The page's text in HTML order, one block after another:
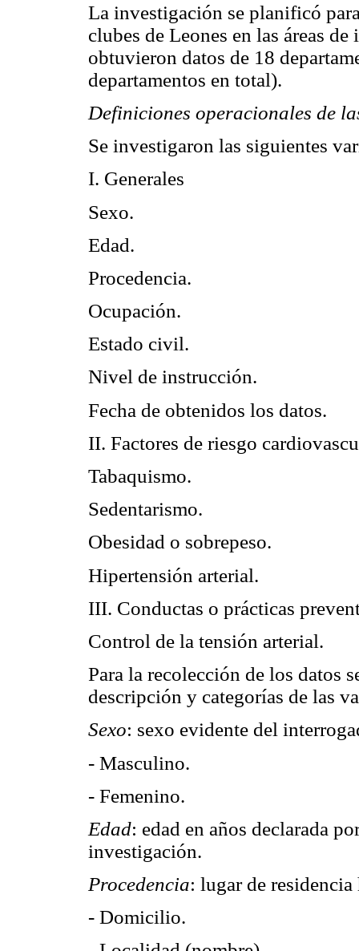
La investigación se planificó
clubes de Leones en las áreas
obtuvieron datos de 18
departamentos en total).
Definiciones operacionales de
Se investigaron las siguientes
I. Generales
Sexo.
Edad.
Procedencia.
Ocupación.
Estado civil.
Nivel de instrucción.
Fecha de obtenidos los datos.
II. Factores de riesgo
Tabaquismo.
Sedentarismo.
Obesidad o sobrepeso.
Hipertensión arterial.
III. Conductas o prácticas
Control de la tensión arterial.
Para la recolección de los datos
descripción y categorías de las
Sexo: sexo evidente del
- Masculino.
- Femenino.
Edad: edad en años declarada
investigación.
Procedencia: lugar de
- Domicilio.